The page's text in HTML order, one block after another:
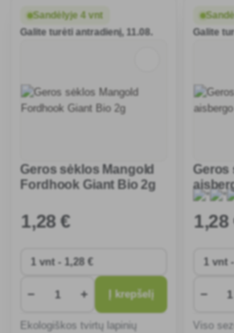
ligoms, tinka salotoms ir
sumuštiniams.
ištisus
Sandėlyje 4 vnt
Galite turėti antradienį, 11.08.
Geros sėklos Mangold
Fordhook Giant Bio 2g
1,28 €
− + Į krepšelį
Ekologiškos tvirtų lapinių
Galite
Geros
1,28
−
Viso